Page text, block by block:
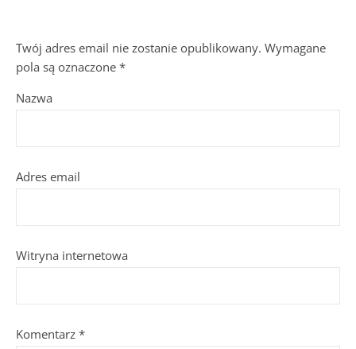
Twój adres email nie zostanie opublikowany. Wymagane
pola są oznaczone *
Nazwa
Adres email
Witryna internetowa
Komentarz *